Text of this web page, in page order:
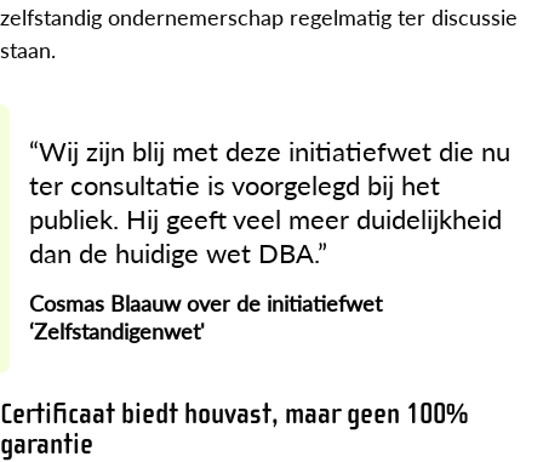
zelfstandig ondernemerschap regelmatig ter discussie
staan.
“Wij zijn blij met deze initiatiefwet die nu
ter consultatie is voorgelegd bij het
publiek. Hij geeft veel meer duidelijkheid
dan de huidige wet DBA.”
Cosmas Blaauw over de initiatiefwet
‘Zelfstandigenwet'
Certificaat biedt houvast, maar geen 100%
garantie